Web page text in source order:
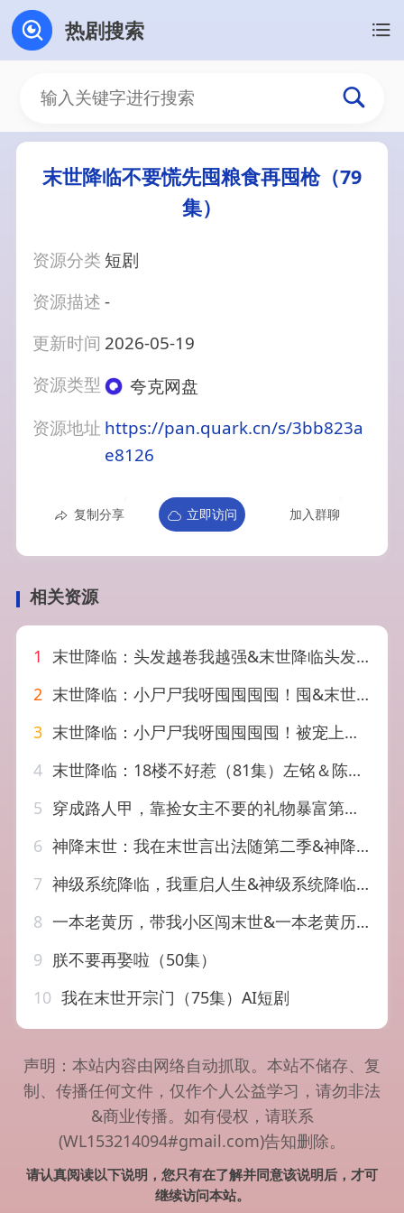
热剧搜索
末世降临不要慌先囤粮食再囤枪（79
集）
资源分类 短剧
资源描述-
更新时间 2026-05-19
资源类型
夸克网盘
资源地址 https://pan.quark.cn/s/3bb823a
e8126
复制分享 立即访问 加入群聊
相关资源
1 末世降临：头发越卷我越强&末世降临头发越卷我越强（69集）AI短剧
2 末世降临：小尸尸我呀囤囤囤囤！囤&末世降临小尸尸我呀囤囤囤囤囤（59集）漫剧
3 末世降临：小尸尸我呀囤囤囤囤！被宠上天&末世降临小尸尸我呀囤囤囤囤被宠上天（60集）漫剧
4 末世降临：18楼不好惹（81集）左铭＆陈思澈
5 穿成路人甲，靠捡女主不要的礼物暴富第二季&穿成路人甲靠捡女主不要的礼物暴富第二季（30集）AI短剧
6 神降末世：我在末世言出法随第二季&神降末世我在末世言出法随第二季（100集）AI短剧
7 神级系统降临，我重启人生&神级系统降临我重启人生（69集）AI短剧
8 一本老黄历，带我小区闯末世&一本老黄历带我小区闯末世（70集）AI短剧
9 朕不要再娶啦（50集）
10 我在末世开宗门（75集）AI短剧
声明：本站内容由网络自动抓取。本站不储存、复
制、传播任何文件，仅作个人公益学习，请勿非法
&商业传播。如有侵权，请联系
(WL153214094#gmail.com)告知删除。
请认真阅读以下说明，您只有在了解并同意该说明后，才可
继续访问本站。